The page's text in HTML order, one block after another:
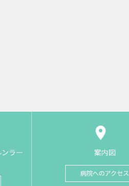
ラー
案内図
病院へのアクセス